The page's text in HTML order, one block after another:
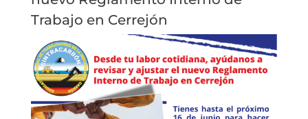
Trabajo en Cerrejón